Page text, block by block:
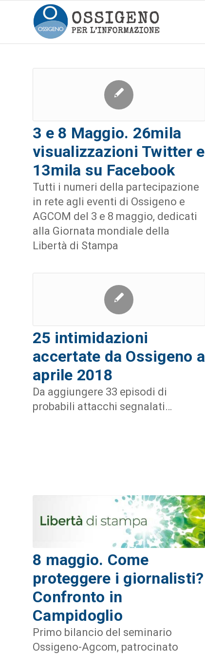
3 e 8 Maggio. 26mila
visualizzazioni Twitter e
13mila su Facebook
Tutti i numeri della partecipazione
in rete agli eventi di Ossigeno e
AGCOM del 3 e 8 maggio, dedicati
alla Giornata mondiale della
Libertà di Stampa
25 intimidazioni
accertate da Ossigeno a
aprile 2018
Da aggiungere 33 episodi di
probabili attacchi segnalati…
8 maggio. Come
proteggere i giornalisti?
Confronto in
Campidoglio
Primo bilancio del seminario
Ossigeno-Agcom, patrocinato